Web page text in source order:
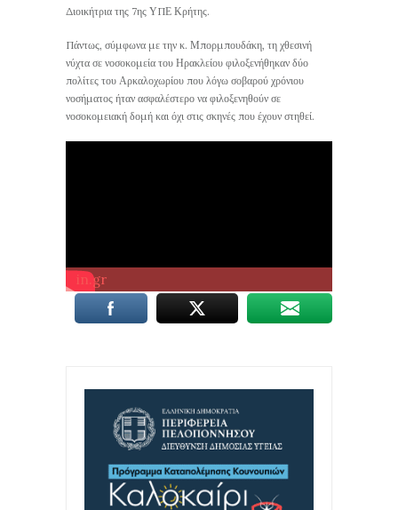
Διοικήτρια της 7ης ΥΠΕ Κρήτης.
Πάντως, σύμφωνα με την κ. Μπορμπουδάκη, τη χθεσινή
νύχτα σε νοσοκομεία του Ηρακλείου φιλοξενήθηκαν δύο
πολίτες του Αρκαλοχωρίου που λόγω σοβαρού χρόνιου
νοσήματος ήταν ασφαλέστερο να φιλοξενηθούν σε
νοσοκομειακή δομή και όχι στις σκηνές που έχουν στηθεί.
in.gr